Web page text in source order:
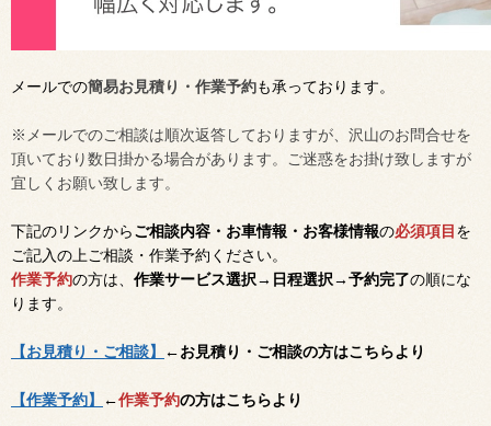
メールでの簡易お見積り・作業予約も承っております。
※メールでのご相談は順次返答しておりますが、沢山のお問合せを
頂いており数日掛かる場合があります。ご迷惑をお掛け致しますが
宜しくお願い致します。
下記のリンクからご相談内容・お車情報・お客様情報の必須項目 を
ご記入の上ご相談・作業予約ください。
作業予約の方は、 作業サービス選択→日程選択→予約完了の順にな
ります。
【お見積り・ご相談】 ←お見積り・ご相談の方はこちらより
【作業予約】 ←作業予約の方はこちらより